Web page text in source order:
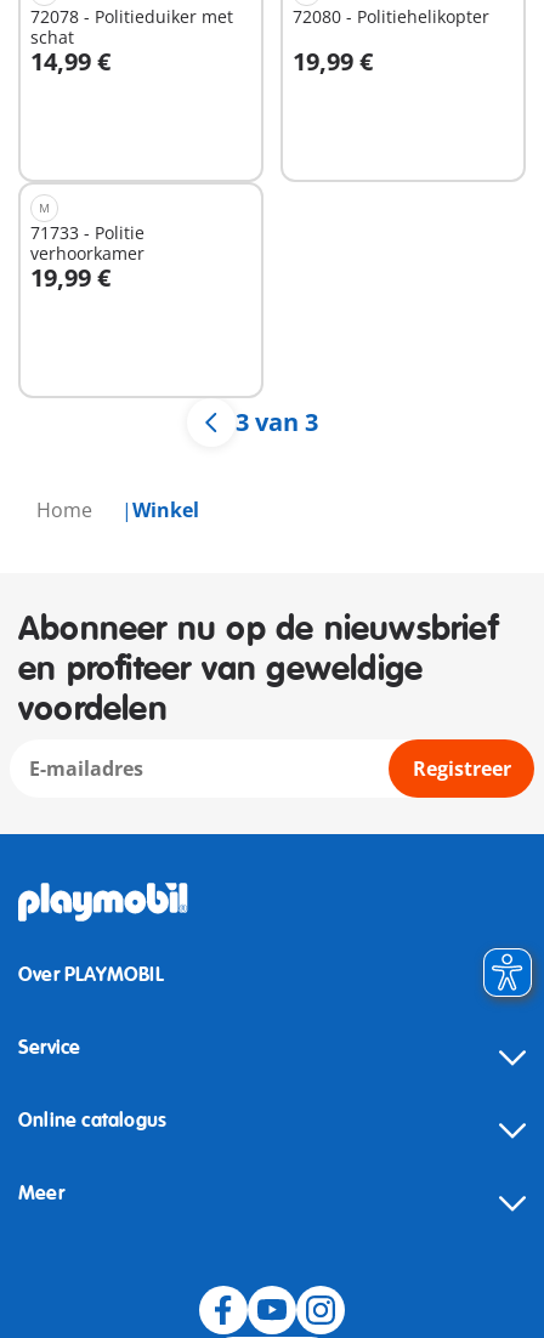
Home Winkel
72078 - Politieduiker met
schat
14,99 €
In winkelwagen
72080 - Politiehelikopter
19,99 €
M
71733 - Politie
verhoorkamer
19,99 €
3 van 3
Abonneer nu op de nieuwsbrief
en profiteer van geweldige
voordelen
Registreer
Over PLAYMOBIL
Service
Online catalogus
Meer